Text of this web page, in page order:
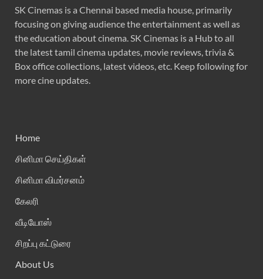
SK Cinemas is a Chennai based media house, primarily
focusing on giving audience the entertainment as well as
the education about cinema. SK Cinemas is a Hub to all
the latest tamil cinema updates, movie reviews, trivia &
Box office collections, latest videos, etc. Keep following for
more cine updates.
Home
சினிமா செய்திகள்
சினிமா விமர்சனம்
கேலரி
வீடியோஸ்
சிறப்பு கட்டுரை
About Us